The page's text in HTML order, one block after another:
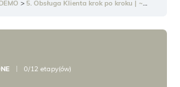
5. Obsługa Klienta krok po kroku | ~4g43min
0/12 etapy(ów)